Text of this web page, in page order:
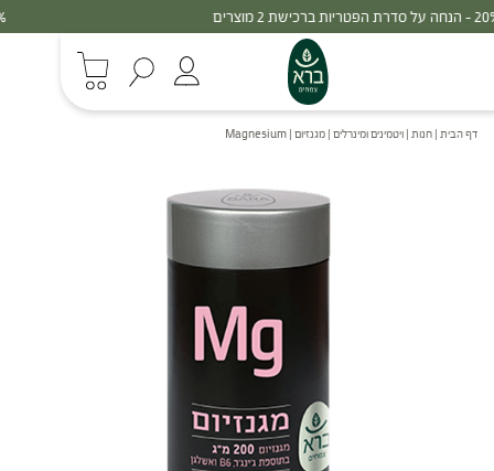
30% - הנחה על סדרת הפטריות ברכישת 3 מוצרים
דף הבית | חנות | ויטמינים ומינרלים | מגנזיום | Magnesium